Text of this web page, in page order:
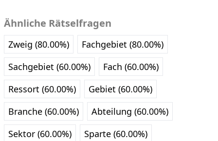
Ähnliche Rätselfragen
Zweig (80.00%)
Fachgebiet (80.00%)
Sachgebiet (60.00%)
Fach (60.00%)
Ressort (60.00%)
Gebiet (60.00%)
Branche (60.00%)
Abteilung (60.00%)
Sektor (60.00%)
Sparte (60.00%)